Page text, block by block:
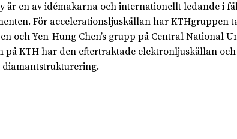
är en av idémakarna och internationellt ledande i
För accelerationsljuskällan har KTHgruppen
och Yen-Hung Chen’s grupp på Central National
KTH har den eftertraktade elektronljuskällan